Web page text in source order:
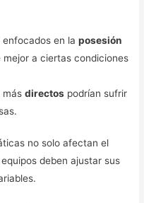
enfocados en laposesión
mejor a ciertas condiciones
másdirectos podrían sufrir
no solo afectan el
deben ajustar sus